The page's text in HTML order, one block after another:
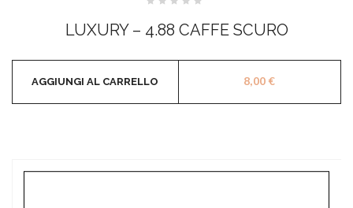
su
5
LUXURY – 4.88 CAFFE SCURO
8,00€
AGGIUNGI AL CARRELLO